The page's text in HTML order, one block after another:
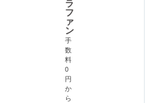
ラ
フ
ァ
ン
手
数
料
0
円
か
ら